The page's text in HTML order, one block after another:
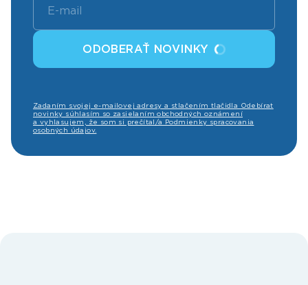
ODOBERAŤ NOVINKY
Zadaním svojej e-mailovej adresy a stlačením tlačidla Odebírat
novinky súhlasím so zasielaním obchodných oznámení
a vyhlasujem, že som si prečítal/a Podmienky spracovania
osobných údajov.